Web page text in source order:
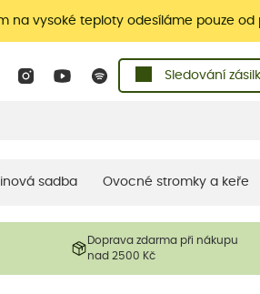
na vysoké teploty odesíláme pouze od
Sledování
sadba Ovocné stromky a keře
Doprava zdarma při nákupu
nad 2500 Kč